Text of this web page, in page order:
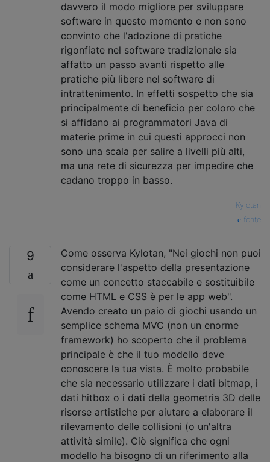
davvero il modo migliore per sviluppare
software in questo momento e non sono
convinto che l'adozione di pratiche
rigonfiate nel software tradizionale sia
affatto un passo avanti rispetto alle
pratiche più libere nel software di
intrattenimento. In effetti sospetto che sia
principalmente di beneficio per coloro che
si affidano ai programmatori Java di
materie prime in cui questi approcci non
sono una scala per salire a livelli più alti,
ma una rete di sicurezza per impedire che
cadano troppo in basso.
Kylotan
fonte
9
Come osserva Kylotan, "Nei giochi non puoi
considerare l'aspetto della presentazione
come un concetto staccabile e sostituibile
come HTML e CSS è per le app web".
Avendo creato un paio di giochi usando un
semplice schema MVC (non un enorme
framework) ho scoperto che il problema
principale è che il tuo modello deve
conoscere la tua vista. È molto probabile
che sia necessario utilizzare i dati bitmap, i
dati hitbox o i dati della geometria 3D delle
risorse artistiche per aiutare a elaborare il
rilevamento delle collisioni (o un'altra
attività simile). Ciò significa che ogni
modello ha bisogno di un riferimento alla